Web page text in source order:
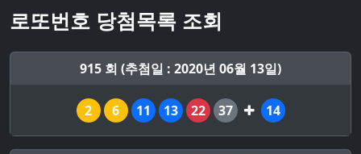
로또번호 당첨목록 조회
915 회 (추첨일 : 2020년 06월 13일)
2 6 11 13 22 37 14